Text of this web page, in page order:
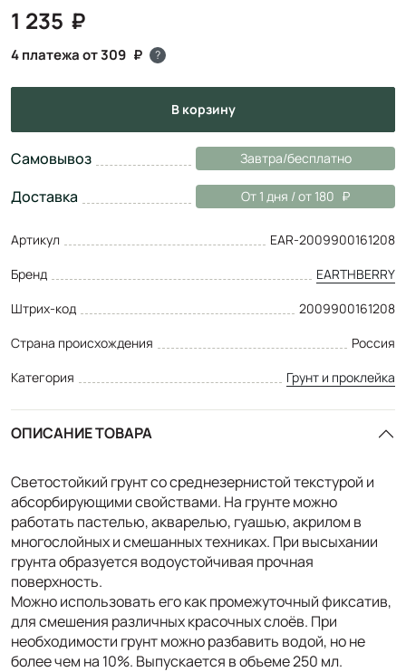
1 235
4 платежа от 309 ?
в корзину
Самовывоз Завтра/бесплатно
Доставка От 1 дня / от 180
Артикул
EAR-2009900161208
Бренд
EARTHBERRY
Штрих-код
2009900161208
Страна происхождения
Россия
Категория
Грунт и проклейка
ОПИСАНИЕ ТОВАРА
Светостойкий грунт со среднезернистой текстурой и
абсорбирующими свойствами. На грунте можно
работать пастелью, акварелью, гуашью, акрилом в
многослойных и смешанных техниках. При высыхании
грунта образуется водоустойчивая прочная
поверхность.
Можно использовать его как промежуточный фиксатив,
для смешения различных красочных слоёв. При
необходимости грунт можно разбавить водой, но не
более чем на 10%. Выпускается в объеме 250 мл.